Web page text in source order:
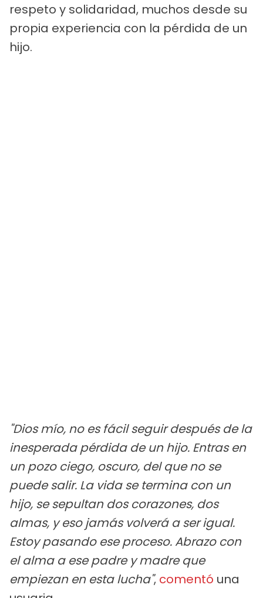
respeto y solidaridad, muchos desde su
propia experiencia con la pérdida de un
hijo.
"Dios mío, no es fácil seguir después de la
inesperada pérdida de un hijo. Entras en
un pozo ciego, oscuro, del que no se
puede salir. La vida se termina con un
hijo, se sepultan dos corazones, dos
almas, y eso jamás volverá a ser igual.
Estoy pasando ese proceso. Abrazo con
el alma a ese padre y madre que
empiezan en esta lucha", comentó una